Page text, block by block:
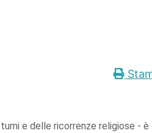
e delle ricorrenze religiose - è